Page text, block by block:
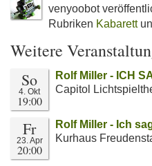
venyoobot
Rubriken Kabarett
Weitere
So
4. Okt
19:00
Rolf Miller - ICH
Capitol
Fr
23. Apr
20:00
Rolf Miller - Ich
Kurhaus